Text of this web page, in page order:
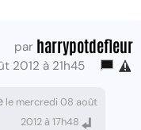
par harrypotdefleur
2012 à 21h45
le mercredi 08 août
2012 à 17h48